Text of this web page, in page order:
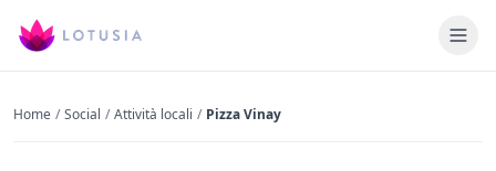
Home / Social / Attività locali / Pizza Vinay